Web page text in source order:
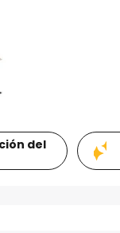
del